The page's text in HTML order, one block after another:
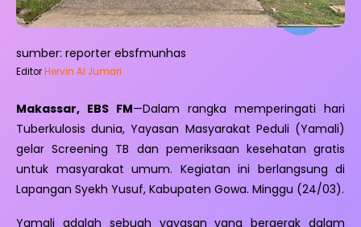
sumber: reporter ebsfmunhas
EditorHervin Al Jumari
Makassar, EBS FM—Dalam rangka memperingati hari
Tuberkulosis dunia, Yayasan Masyarakat Peduli (Yamali)
gelar Screening TB dan pemeriksaan kesehatan gratis
untuk masyarakat umum. Kegiatan ini berlangsung di
Lapangan Syekh Yusuf, Kabupaten Gowa. Minggu (24/03).
Yamali adalah sebuah yayasan yang bergerak dalam